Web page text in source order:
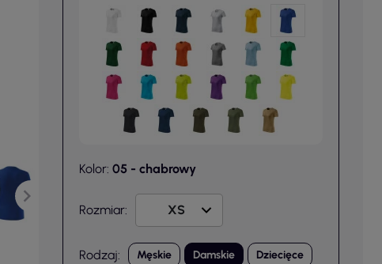
Kolor: 05 - chabrowy
Rozmiar:
Rodzaj: Męskie Damskie Dziecięce